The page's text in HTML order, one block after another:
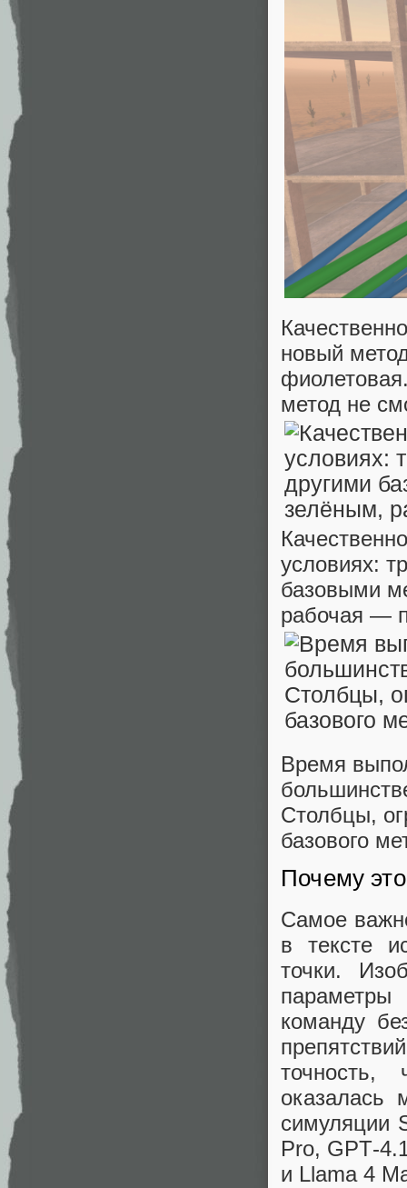
новый
метод не
условиях:
базовыми
рабочая —
Время
Столбцы,
базового
Почему
Самое
в тексте
точки.
команду
точность,
оказалась
симуляции
Pro,
и Llama 4